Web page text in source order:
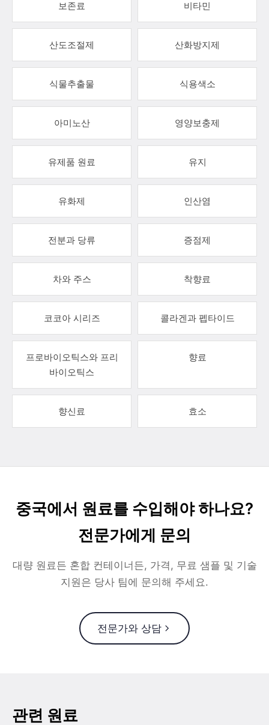
보존료 비타민
산도조절제 산화방지제
식물추출물 식용색소
아미노산 영양보충제
유제품 원료 유지
유화제 인산염
전분과 당류 증점제
차와 주스 착향료
코코아 시리즈 콜라겐과 펩타이드
프로바이오틱스와 프리
바이오틱스
향료
향신료 효소
중국에서 원료를 수입해야 하나요?
전문가에게 문의
대량 원료든 혼합 컨테이너든, 가격, 무료 샘플 및 기술
지원은 당사 팀에 문의해 주세요.
전문가와 상담
관련 원료